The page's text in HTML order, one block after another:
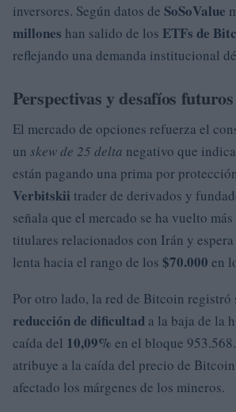
inversores. Según datos de SoSoValue
millones han salido de los ETFs de
reflejando una demanda institucional
Perspectivas y desafíos futuros
El mercado de opciones refuerza el
un skew de 25 delta negativo que
están pagando una prima por
Verbitskii trader de derivados y
señala que el mercado se ha vuelto
titulares relacionados con Irán y
lenta hacia el rango de los $70.000 en
Por otro lado, la red de Bitcoin registró
reducción de dificultad a la baja de la
caída del 10,09% en el bloque
atribuye a la caída del precio de
afectado los márgenes de los mineros.